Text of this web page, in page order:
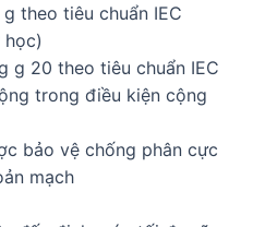
theo tiêu chuẩn IEC
g 20 theo tiêu chuẩn IEC
trong điều kiện cộng
bảo vệ chống phân cực
mạch